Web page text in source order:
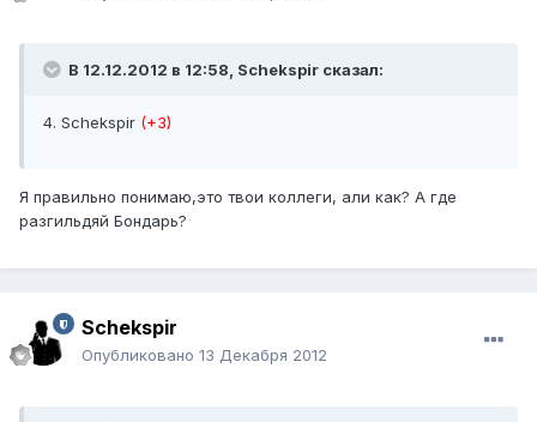
В 12.12.2012 в 12:58, Schekspir сказал:
4. Schekspir (+3)
Я правильно понимаю,это твои коллеги, али как? А где
разгильдяй Бондарь?
Schekspir
Опубликовано 13 Декабря 2012